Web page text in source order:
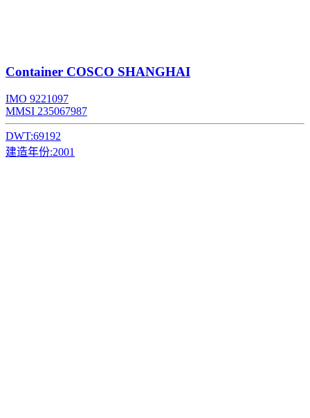
Container COSCO SHANGHAI
IMO 9221097
MMSI 235067987
DWT:69192
建造年份:2001